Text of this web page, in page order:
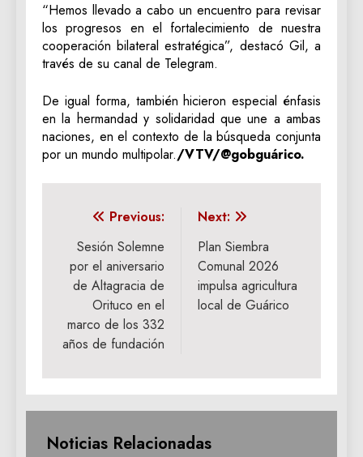
“Hemos llevado a cabo un encuentro para revisar
los progresos en el fortalecimiento de nuestra
cooperación bilateral estratégica”, destacó Gil, a
través de su canal de Telegram.
De igual forma, también hicieron especial énfasis
en la hermandad y solidaridad que une a ambas
naciones, en el contexto de la búsqueda conjunta
por un mundo multipolar./VTV/@gobguárico.
Navegación
de
entradas
Previous:
Sesión Solemne
por el aniversario
de Altagracia de
Orituco en el
marco de los 332
años de fundación
Next:
Plan Siembra
Comunal 2026
impulsa agricultura
local de Guárico
Noticias Relacionadas